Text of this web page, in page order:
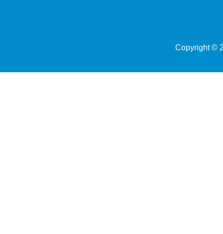
Copyright ©